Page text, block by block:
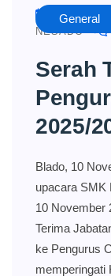
General
NESADO
Serah
2025/
Blado, 10
upacara SMK
10 November
Terima
ke Pengurus
memperingati